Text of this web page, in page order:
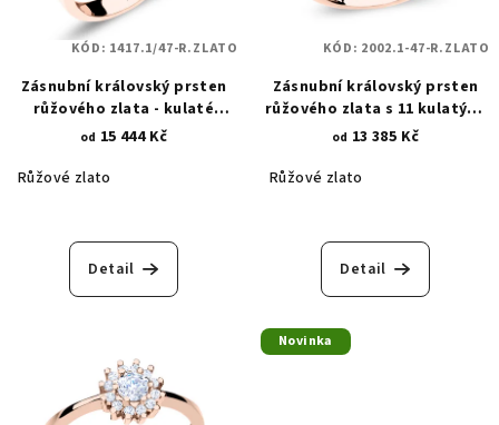
Zásnubní královský prsten
růžového zlata - kulaté
zirkony - 4 mm a 1,7 mm
od 15 444 Kč
Růžové zlato
Detail
KÓD: 1417.1/47-R.ZLATO
Zásnubní královský prsten
růžového zlata s 11 kulatými
zirkony 2002.1
od 13 385 Kč
Růžové zlato
Detail
KÓD: 2002.1-47-R.ZLATO
Novinka